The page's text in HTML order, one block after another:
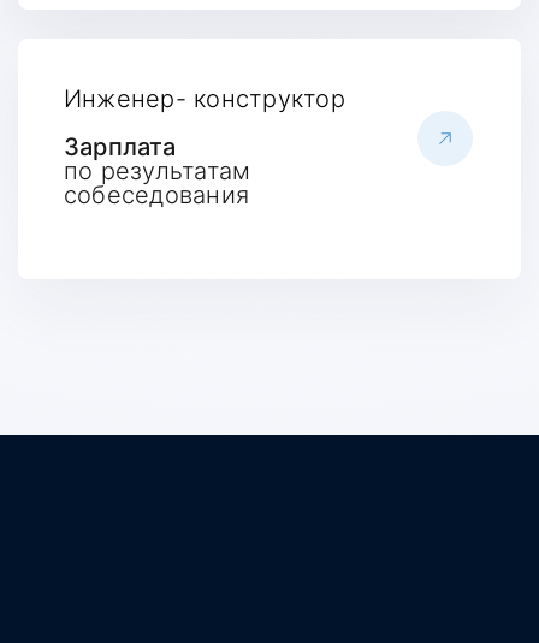
Инженер- конструктор
Зарплата
по результатам
собеседования